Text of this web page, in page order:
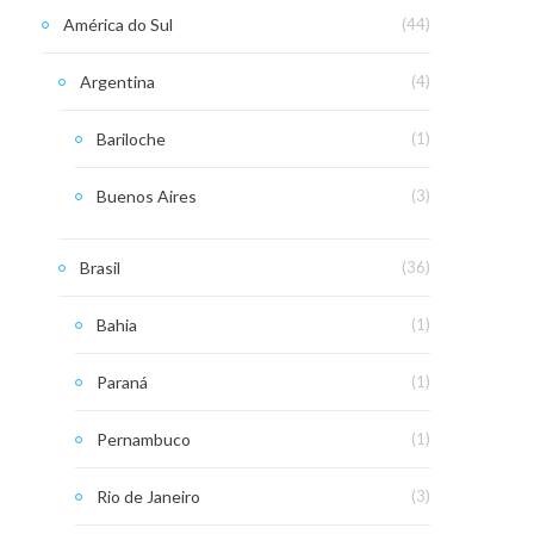
América do Sul (44)
Argentina (4)
Bariloche (1)
Buenos Aires (3)
Brasil (36)
Bahia (1)
Paraná (1)
Pernambuco (1)
Rio de Janeiro (3)